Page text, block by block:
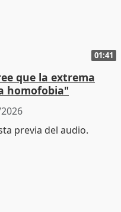
01:41
que la extrema
homofobia"